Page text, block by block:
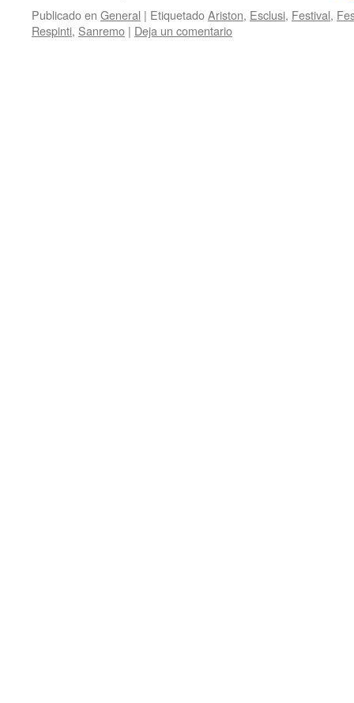
Publicado en General | EtiquetadoAriston, Esclusi, Festival,
Respinti, Sanremo | Deja un comentario